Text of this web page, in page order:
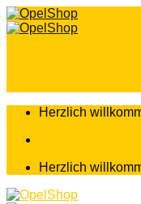
Zum
Inhalt
Herzlich
Herzlich